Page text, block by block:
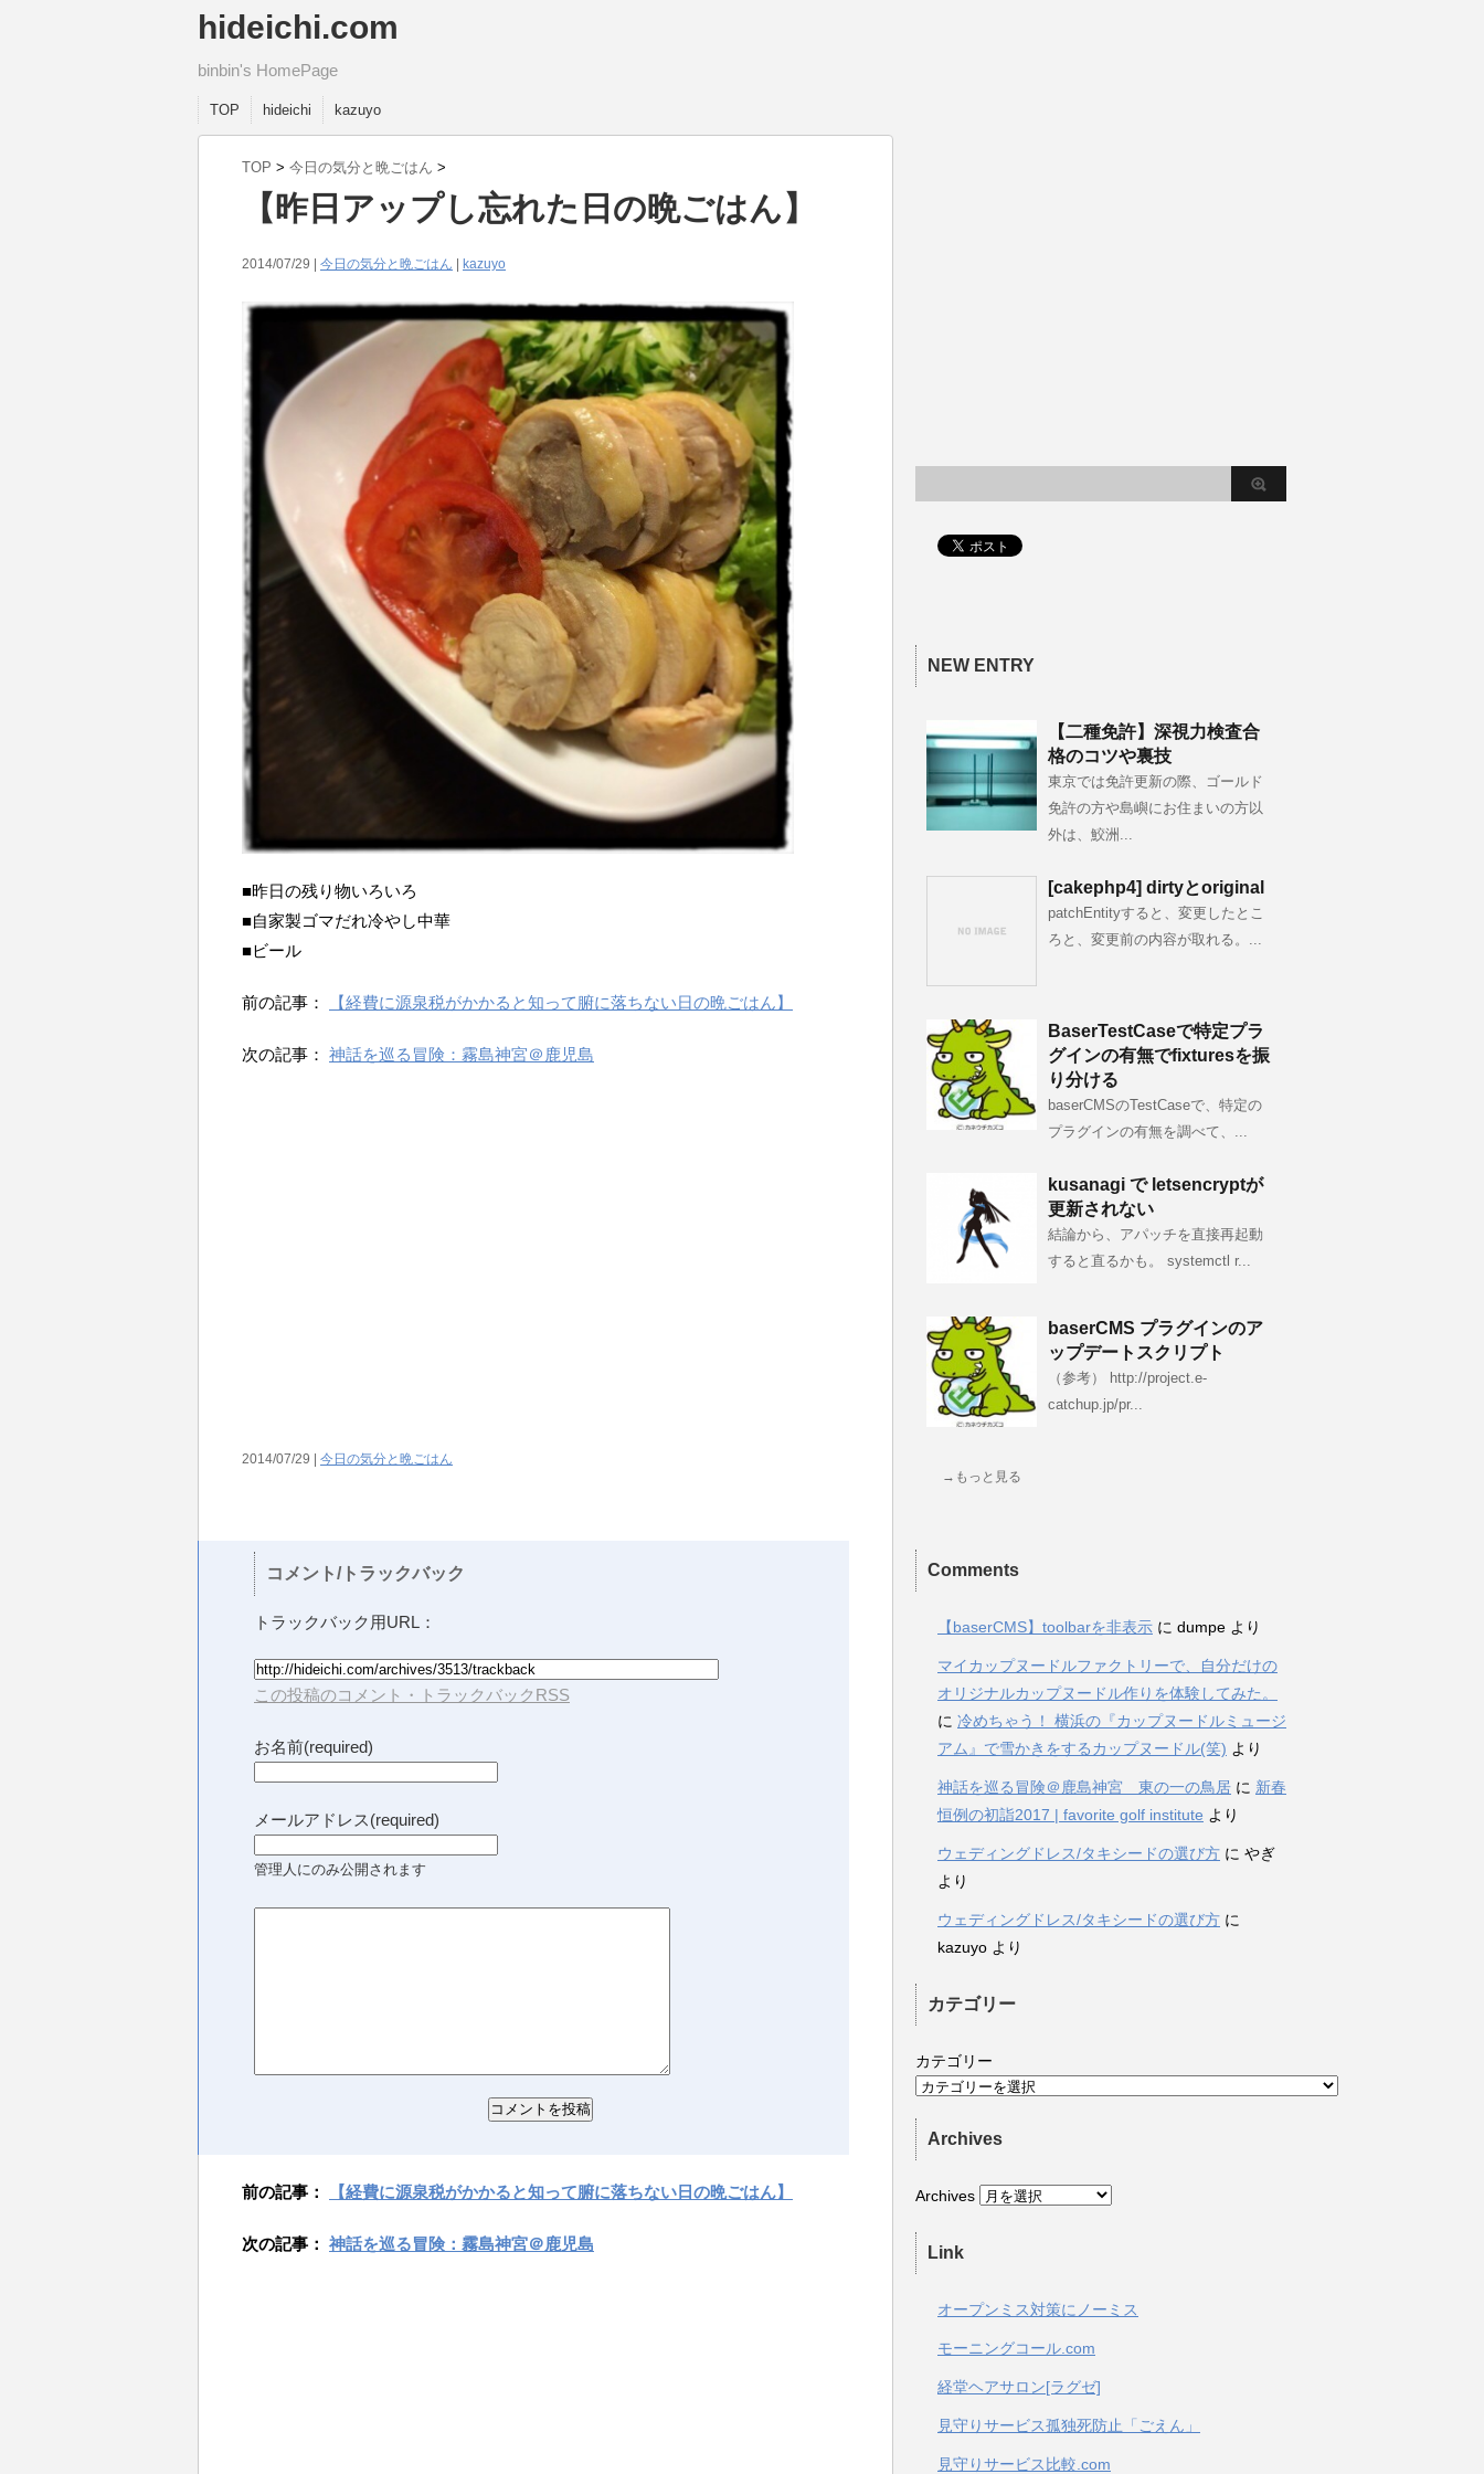
hideichi.com
binbin's HomePage
TOP hideichi kazuyo
TOP > 今日の気分と晩ごはん >
【昨日アップし忘れた日の晩ごはん】
2014/07/29 | 今日の気分と晩ごはん kazuyo
■昨日の残り物いろいろ
■自家製ゴマだれ冷やし中華
■ビール
前の記事： 【経費に源泉税がかかると知って腑に落ちない日の晩ごはん】
次の記事： 神話を巡る冒険：霧島神宮＠鹿児島
2014/07/29 | 今日の気分と晩ごはん
コメント/トラックバック
トラックバック用URL：
この投稿のコメント・トラックバックRSS
お名前(required)
メールアドレス(required)
管理人にのみ公開されます
前の記事： 【経費に源泉税がかかると知って腑に落ちない日の晩ごはん】
次の記事： 神話を巡る冒険：霧島神宮＠鹿児島
NEW ENTRY
【二種免許】深視力検査合
格のコツや裏技
東京では免許更新の際、ゴールド
免許の方や島嶼にお住まいの方以
外は、鮫洲...
[cakephp4] dirtyとoriginal
patchEntityすると、変更したとこ
ろと、変更前の内容が取れる。...
BaserTestCaseで特定プラ
グインの有無でfixturesを振
り分ける
baserCMSのTestCaseで、特定の
プラグインの有無を調べて、...
kusanagi で letsencryptが
更新されない
結論から、アパッチを直接再起動
すると直るかも。 systemctl r...
baserCMS プラグインのア
ップデートスクリプト
（参考） http://project.e-
catchup.jp/pr...
→もっと見る
Comments
【baserCMS】toolbarを非表示 に dumpe より
マイカップヌードルファクトリーで、自分だけの
オリジナルカップヌードル作りを体験してみた。
に 冷めちゃう！ 横浜の『カップヌードルミュージ
アム』で雪かきをするカップヌードル(笑) より
神話を巡る冒険＠鹿島神宮 東の一の鳥居 に 新春
恒例の初詣2017 | favorite golf institute より
ウェディングドレス/タキシードの選び方 に やぎ
より
ウェディングドレス/タキシードの選び方 に
kazuyo より
カテゴリー
カテゴリー
Archives
Archives
Link
オープンミス対策にノーミス
モーニングコール.com
経堂ヘアサロン[ラグゼ]
見守りサービス孤独死防止「ごえん」
見守りサービス比較.com